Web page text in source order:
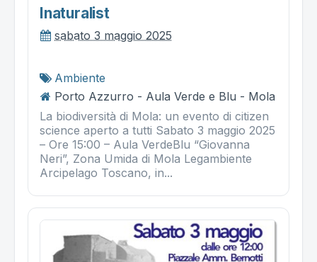
Inaturalist
sabato 3 maggio 2025
Ambiente
Porto Azzurro - Aula Verde e Blu - Mola
La biodiversità di Mola: un evento di citizen
science aperto a tutti Sabato 3 maggio 2025
– Ore 15:00 – Aula VerdeBlu “Giovanna
Neri”, Zona Umida di Mola Legambiente
Arcipelago Toscano, in...